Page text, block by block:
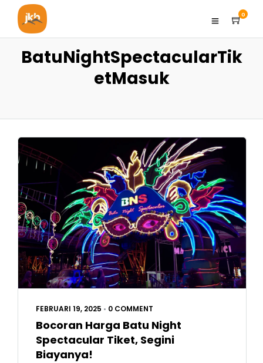
0
BatuNightSpectacularTik
etMasuk
FEBRUARI 19, 2025 • 0 COMMENT
Bocoran Harga Batu Night
Spectacular Tiket, Segini
Biayanya!